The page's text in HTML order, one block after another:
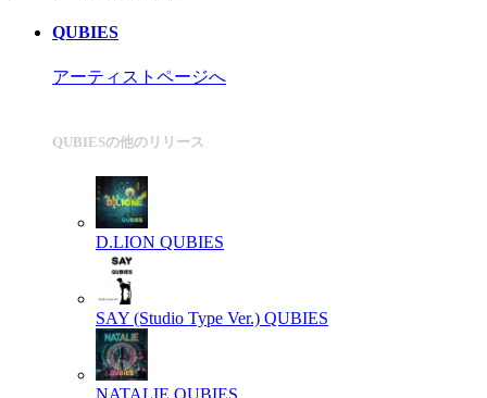
QUBIES
アーティストページへ
QUBIESの他のリリース
D.LION QUBIES
SAY (Studio Type Ver.) QUBIES
NATALIE QUBIES